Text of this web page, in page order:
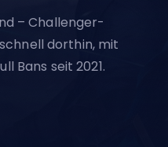
– Challenger-
dorthin, mit
Bans seit 2021.